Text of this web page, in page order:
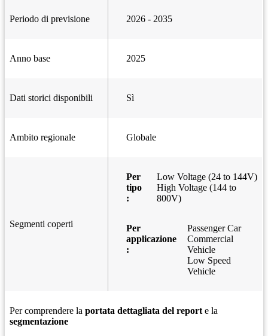
Periodo di previsione 2026 - 2035
Anno base 2025
Dati storici disponibili Sì
Ambito regionale Globale
Segmenti coperti
Per
tipo
:
Low Voltage (24 to 144V)
High Voltage (144 to
800V)
Per
applicazione
:
Passenger Car
Commercial
Vehicle
Low Speed
Vehicle
Per comprendere la portata dettagliata del report e la
segmentazione